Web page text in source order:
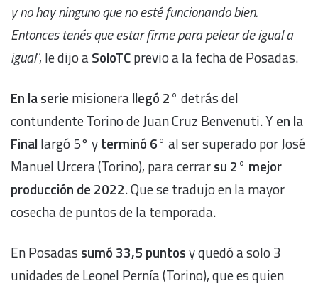
y no hay ninguno que no esté funcionando bien.
Entonces tenés que estar firme para pelear de igual a
igual”, le dijo aSoloTCprevio a la fecha de Posadas.
En la serie misionerallegó 2° detrás del
contundente Torino de Juan Cruz Benvenuti. Y en la
Final largó 5° yterminó 6° al ser superado por José
Manuel Urcera (Torino), para cerrarsu 2° mejor
producción de 2022. Que se tradujo en la mayor
cosecha de puntos de la temporada.
En Posadas sumó 33,5 puntosy quedó a solo 3
unidades de Leonel Pernía (Torino), que es quien